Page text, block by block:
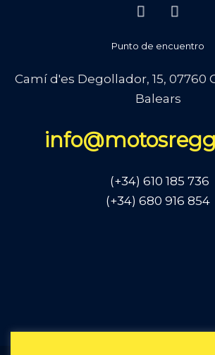
Punto de encuentro
Camí d'es Degollador, 15, 07760
Balears
(+34) 610 185 736
(+34) 680 916 854